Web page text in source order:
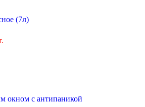
(7л)
окном с антипаникой